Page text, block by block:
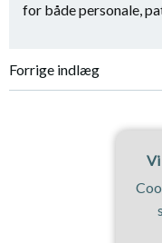
for både personale,
Forrige indlæg
Vi